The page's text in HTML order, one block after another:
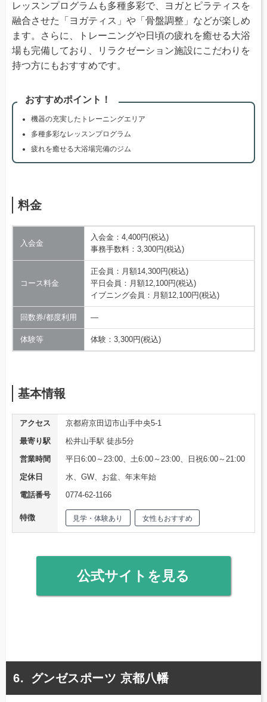
レッスンプログラムも多種多彩で、ヨガとピラティスを
融合させた「ヨガティス」や「骨盤調整」などが楽しめ
ます。さらに、トレーニングや日頃の疲れを癒せる大浴
場も完備しており、リラクゼーション施設にこだわりを
持つ方にもおすすめです。
おすすめポイント！
機器の充実したトレーニングエリア
多種多彩なレッスンプログラム
疲れを癒せる大浴場完備のジム
料金
入会金
入会金：4,400円(税込)
事務手数料：3,300円(税込)
コース料金
正会員：月額14,300円(税込)
平日会員：月額12,100円(税込)
イブニング会員：月額12,100円(税込)
回数券/都度利用 ―
体験等 体験：3,300円(税込)
基本情報
アクセス
京都府京田辺市山手中央5-1
最寄り駅
松井山手駅 徒歩5分
営業時間
平日6:00～23:00、土6:00～23:00、日祝6:00～21:00
定休日
水、GW、お盆、年末年始
電話番号
0774-62-1166
特徴 見学・体験あり 女性もおすすめ
公式サイトを見る
グンゼスポーツ 京都八幡